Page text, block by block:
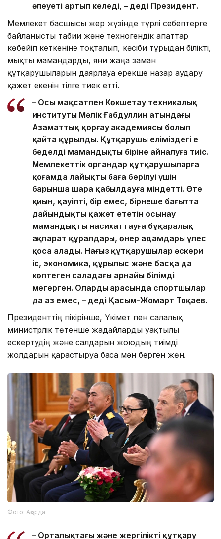
әлеуеті артып келеді, – деді Президент.
Мемлекет басшысы жер жүзінде түрлі себептерге
байланысты табиғи және техногендік апаттар
көбейіп кеткеніне тоқталып, кәсіби тұрғыдан білікті,
мықты мамандарды, яғни жаңа заман
құтқарушыларын даярлауға ерекше назар аудару
қажет екенін тілге тиек етті.
– Осы мақсатпен Көкшетау техникалық
институты Мәлік Ғабдуллин атындағы
Азаматтық қорғау академиясы болып
қайта құрылды. Құтқарушы еліміздегі ең
беделді мамандықтың біріне айналуға тиіс.
Мемлекеттік органдар құтқарушыларға
қоғамда лайықты баға берілуі үшін
барынша шара қабылдауға міндетті. Өте
қиын, қауіпті, бір емес, бірнеше бағытта
дайындықты қажет ететін осынау
мамандықты насихаттауға бұқаралық
ақпарат құралдары, өнер адамдары үлес
қоса алады. Нағыз құтқарушылар әскери
іс, экономика, құрылыс және басқа да
көптеген саладағы арнайы білімді
меңгерген. Олардың арасында спортшылар
да аз емес, – деді Қасым-Жомарт Тоқаев.
Президенттің пікірінше, Үкімет пен салалық
министрлік төтенше жағдайларды уақтылы
ескертудің және салдарын жоюдың тиімді
жолдарын қарастыруға баса мән берген жөн.
Фото: Ақорда
– Орталықтағы және жергілікті құтқару